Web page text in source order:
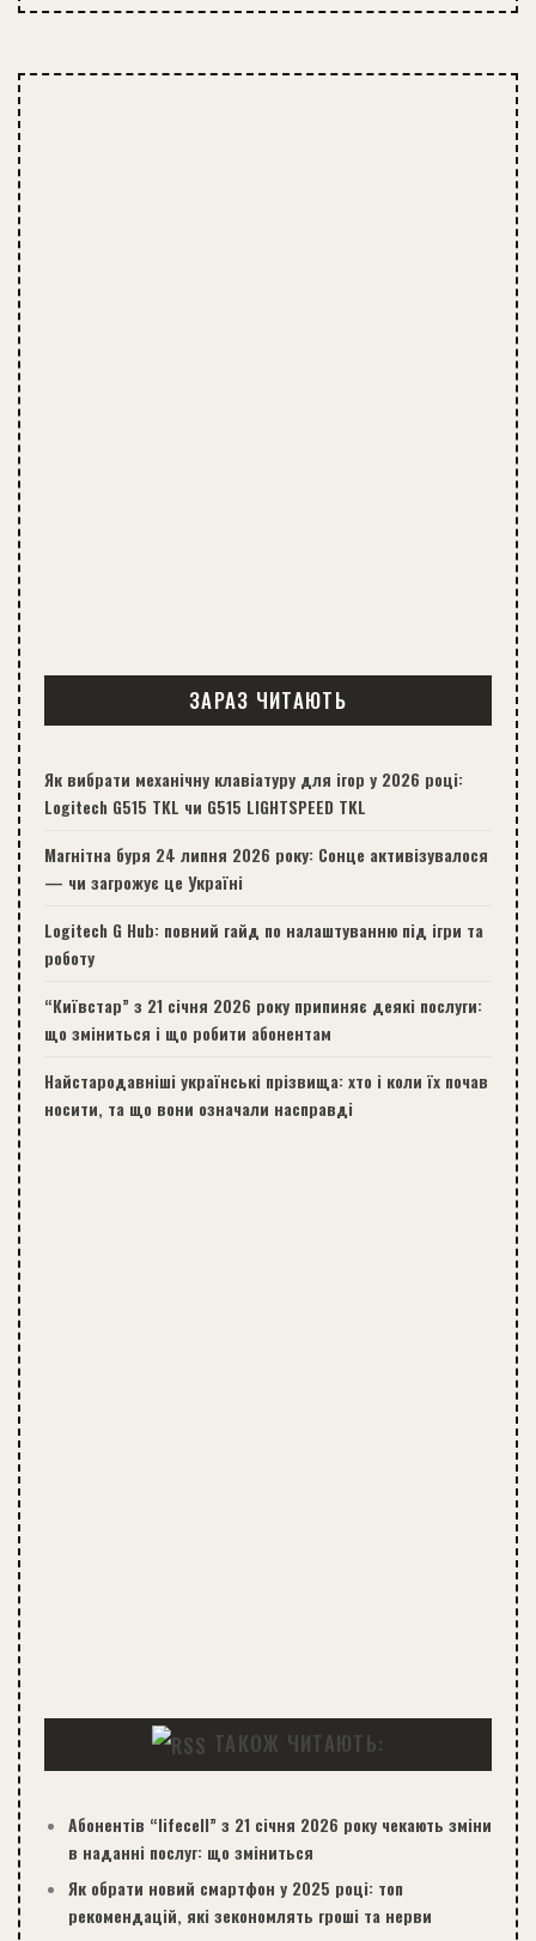
ЗАРАЗ ЧИТАЮТЬ
Як вибрати механічну клавіатуру для ігор у 2026 році:
Logitech G515 TKL чи G515 LIGHTSPEED TKL
Магнітна буря 24 липня 2026 року: Сонце активізувалося
— чи загрожує це Україні
Logitech G Hub: повний гайд по налаштуванню під ігри та
роботу
“Київстар” з 21 січня 2026 року припиняє деякі послуги:
що зміниться і що робити абонентам
Найстародавніші українські прізвища: хто і коли їх почав
носити, та що вони означали насправді
ТАКОЖ ЧИТАЮТЬ:
Абонентів “lifecell” з 21 січня 2026 року чекають зміни
в наданні послуг: що зміниться
Як обрати новий смартфон у 2025 році: топ
рекомендацій, які зекономлять гроші та нерви